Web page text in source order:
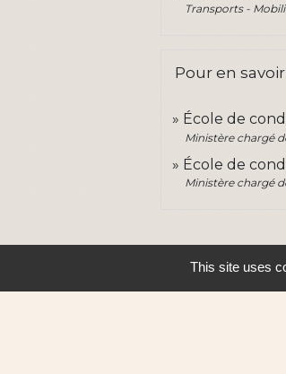
Transports -
Pour en
École de
Ministère chargé
École de
Ministère chargé
This site uses